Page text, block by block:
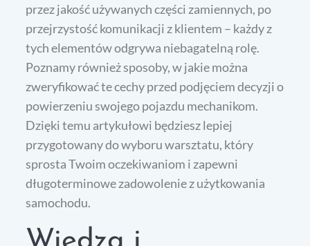
przez jakość używanych części zamiennych, po
przejrzystość komunikacji z klientem – każdy z
tych elementów odgrywa niebagatelną rolę.
Poznamy również sposoby, w jakie można
zweryfikować te cechy przed podjęciem decyzji o
powierzeniu swojego pojazdu mechanikom.
Dzięki temu artykułowi będziesz lepiej
przygotowany do wyboru warsztatu, który
sprosta Twoim oczekiwaniom i zapewni
długoterminowe zadowolenie z użytkowania
samochodu.